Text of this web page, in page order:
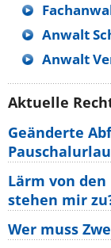
Anwalt
Anwalt
Aktuelle
Geänderte
Lärm von den
stehen mir
Wer muss